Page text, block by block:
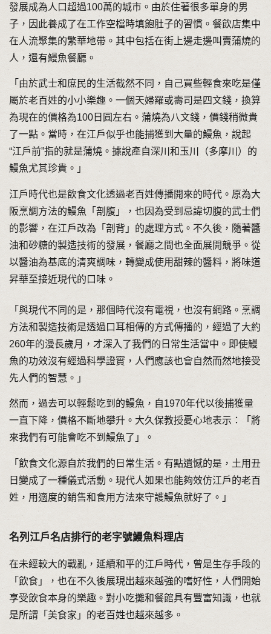
發展成為人口超過100萬的城市。由於住著很多單身的男
子，因此養成了在工作空檔時填飽肚子的習慣。餐飲店集中
在人流聚集的繁華地帶。其中包括在街上邊走邊叫賣蒲燒的
人，還有鰻魚餐廳。
「由於武士和庶民的生活截然不同，自己買些輕食來吃是僅
屬於老百姓的小小樂趣。一個天婦羅或壽司是四文錢，換算
為現在的價格為100日圓左右。蒲燒為八文錢，價錢稍微貴
了一點。當時，在江戶似乎也能捕獲到大量的鰻魚，說起
“江戶前”指的就是蒲燒。據說產自深川和玉川（多摩川）的
鰻魚尤其珍貴。」
江戶時代也是飲食文化透過老百姓傳播開來的時代。原為大
阪烹調方法的鰻魚「剖腹」，也因為受到忌諱切腹的武士們
的影響，在江戶改為「剖背」的處理方式。不久後，隨著醬
油和砂糖的製造技術的發展，餐廳之間也全面展開競爭。從
以醬油為基底的清爽調味，轉變成使用甜辣的醬料，將味道
昇華至接近現代的口味。
「與現代不同的是，那個時代沒有電視，也沒有網路。烹調
方法和製造技術是透過口耳相傳的方式傳播的，經過了大約
260年的漫長歲月，才深入了我們的日常生活當中。即使鰻
魚的功效沒有經過科學證實，人們應該也會自然而然地接受
先人們的智慧。」
然而，過去可以輕鬆吃到的鰻魚，自1970年代以後捕獲量
一直下降，價格不斷地攀升。大久保教授憂心地表示：「將
來我們有可能會吃不到鰻魚了」。
「飲食文化源自於我們的日常生活。有點遺憾的是，土用丑
日變成了一種儀式活動。現代人如果也能夠效仿江戶的老百
姓，用適度的銷售和食用方法來守護鰻魚就好了。」
名列江戶名店排行的老字號鰻魚料理店
在未經較大的戰亂，延續和平的江戶時代，曾是生存手段的
「飲食」，也在不久後展現出越來越強的嗜好性，人們開始
享受飲食本身的樂趣。對小吃攤和餐館具有豐富知識，也就
是所謂「美食家」的老百姓也越來越多。